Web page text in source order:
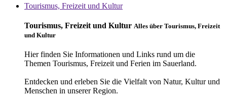
Tourismus, Freizeit und Kultur
Tourismus, Freizeit und Kultur Alles über Tourismus, Freizeit
und Kultur
Hier finden Sie Informationen und Links rund um die
Themen Tourismus, Freizeit und Ferien im Sauerland.
Entdecken und erleben Sie die Vielfalt von Natur, Kultur und
Menschen in unserer Region.